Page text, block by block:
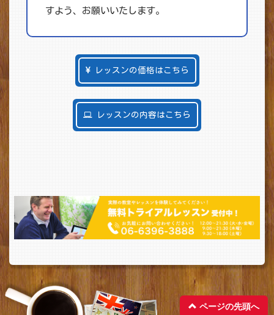
すよう、お願いいたします。
レッスンの価格はこちら
レッスンの内容はこちら
ページの先頭へ